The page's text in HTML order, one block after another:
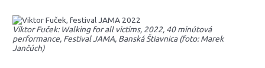
Viktor Fuček: Walking for all victims, 2022, 40 minútová
performance, Festival JAMA, Banská Štiavnica (foto: Marek
Jančúch)